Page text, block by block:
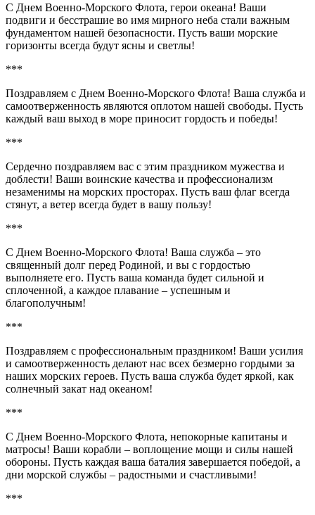
С Днем Военно-Морского Флота, герои океана! Ваши
подвиги и бесстрашие во имя мирного неба стали важным
фундаментом нашей безопасности. Пусть ваши морские
горизонты всегда будут ясны и светлы!
***
Поздравляем с Днем Военно-Морского Флота! Ваша служба и
самоотверженность являются оплотом нашей свободы. Пусть
каждый ваш выход в море приносит гордость и победы!
***
Сердечно поздравляем вас с этим праздником мужества и
доблести! Ваши воинские качества и профессионализм
незаменимы на морских просторах. Пусть ваш флаг всегда
стянут, а ветер всегда будет в вашу пользу!
***
С Днем Военно-Морского Флота! Ваша служба – это
священный долг перед Родиной, и вы с гордостью
выполняете его. Пусть ваша команда будет сильной и
сплоченной, а каждое плавание – успешным и
благополучным!
***
Поздравляем с профессиональным праздником! Ваши усилия
и самоотверженность делают нас всех безмерно гордыми за
наших морских героев. Пусть ваша служба будет яркой, как
солнечный закат над океаном!
***
С Днем Военно-Морского Флота, непокорные капитаны и
матросы! Ваши корабли – воплощение мощи и силы нашей
обороны. Пусть каждая ваша баталия завершается победой, а
дни морской службы – радостными и счастливыми!
***